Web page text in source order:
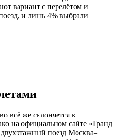
вариант с перелётом и
и лишь 4% выбрали
всё же склоняется к
на официальном сайте «Гранд
поезд Москва–